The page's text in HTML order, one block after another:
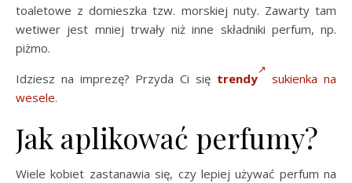
toaletowe z domieszka tzw. morskiej nuty. Zawarty tam
wetiwer jest mniej trwały niż inne składniki perfum, np.
piżmo.
Idziesz na imprezę? Przyda Ci się trendy
sukienka na
wesele.
Jak aplikować perfumy?
Wiele kobiet zastanawia się, czy lepiej używać perfum na